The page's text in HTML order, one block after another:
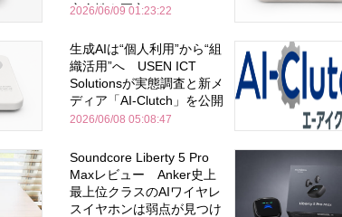
安全性を両立
2026/06/09 01:23:22
生成AIは“個人利用”から“組
織活用”へ USEN ICT
Solutionsが実態調査と新メ
ディア「AI-Clutch」を公開
2026/06/08 05:08:47
Soundcore Liberty 5 Pro
Maxレビュー Anker史上
最上位クラスのAIワイヤレ
スイヤホンは弱点が見つけ